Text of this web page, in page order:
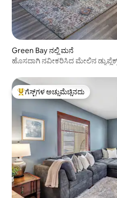
Green Bay ನಲ್ಲಿ ಮನೆ
ಹೊಸದಾಗಿ ನವೀಕರಿಸಿದ ಮೇಲಿನ
ಗೆಸ್ಟ್‌ಗಳಿಗೆ ಅತಿ ಹೆಚ್ಚು ಅಚ್ಚುಮೆಚ್ಚಿನದು
ಗೆಸ್ಟ್‌ಗಳ ಅಚ್ಚುಮೆಚ್ಚಿನದು